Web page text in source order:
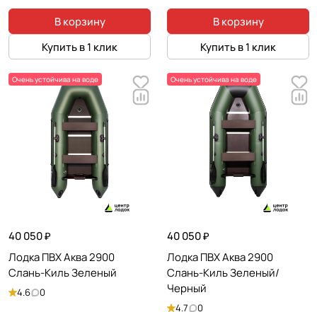
В корзину
Купить в 1 клик
В корзину
Купить в 1 клик
Очень устойчива на воде
40 050 ₽
Лодка ПВХ Аква 2900
Слань-Киль Зеленый
4.6 0
Очень устойчива на воде
40 050 ₽
Лодка ПВХ Аква 2900
Слань-Киль Зеленый/
Черный
4.7 0